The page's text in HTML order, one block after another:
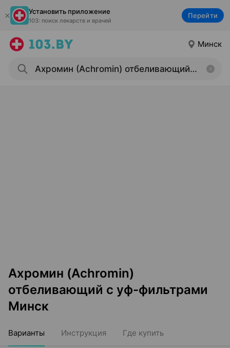
Установить приложение
103: поиск лекарств и врачей
Перейти
Минск
Ахромин (Achromin)
отбеливающий с уф-фильтрами
Минск
Варианты Инструкция Где купить